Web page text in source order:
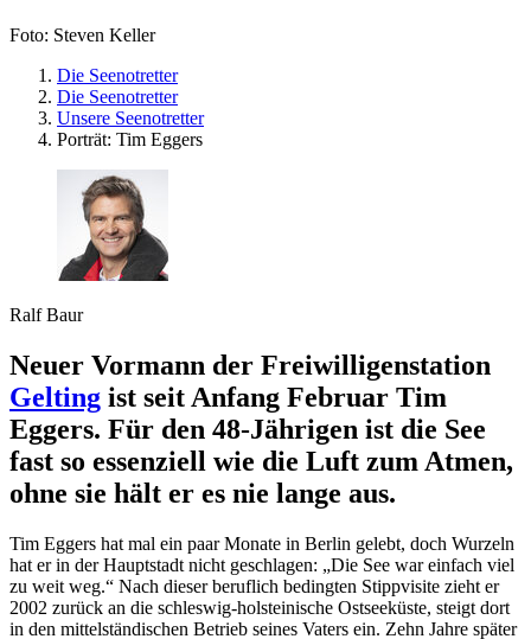
Foto: Steven Keller
Die Seenotretter
Die Seenotretter
Unsere Seenotretter
Porträt: Tim Eggers
RalfBaur
Neuer Vormann der Freiwilligenstation
Gelting ist seit Anfang Februar Tim
Eggers. Für den 48-Jährigen ist die See
fast so essenziell wie die Luft zum Atmen,
ohne sie hält er es nie lange aus.
Tim Eggers hat mal ein paar Monate in Berlin gelebt, doch Wurzeln
hat er in der Hauptstadt nicht geschlagen: „Die See war einfach viel
zu weit weg.“ Nach dieser beruflich bedingten Stippvisite zieht er
2002 zurück an die schleswig-holsteinische Ostseeküste, steigt dort
in den mittelständischen Betrieb seines Vaters ein. Zehn Jahre später